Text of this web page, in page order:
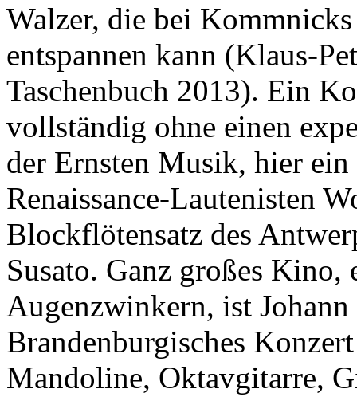
Walzer, die bei
entspannen kann (Klaus-
Taschenbuch 2013). Ein
vollständig ohne einen
der Ernsten Musik, hier ein
Renaissance-Lautenisten
Blockflötensatz des
Susato. Ganz großes Kino,
Augenzwinkern, ist Johann
Brandenburgisches
Mandoline, Oktavgitarre,